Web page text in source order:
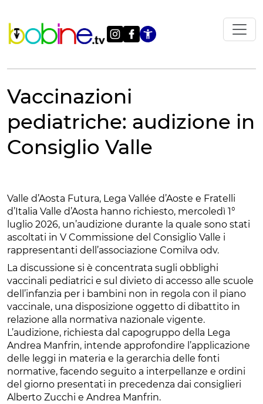
contenuto
Apri le
Vaccinazioni
pediatriche: audizione in
Consiglio Valle
Valle d’Aosta Futura, Lega Vallée d’Aoste e Fratelli
d’Italia Valle d’Aosta hanno richiesto, mercoledì 1°
luglio 2026, un’audizione durante la quale sono stati
ascoltati in V Commissione del Consiglio Valle i
rappresentanti dell’associazione Comilva odv.
La discussione si è concentrata sugli obblighi
vaccinali pediatrici e sul divieto di accesso alle scuole
dell’infanzia per i bambini non in regola con il piano
vaccinale, una disposizione oggetto di dibattito in
relazione alla normativa nazionale vigente.
L’audizione, richiesta dal capogruppo della Lega
Andrea Manfrin, intende approfondire l’applicazione
delle leggi in materia e la gerarchia delle fonti
normative, facendo seguito a interpellanze e ordini
del giorno presentati in precedenza dai consiglieri
Alberto Zucchi e Andrea Manfrin.